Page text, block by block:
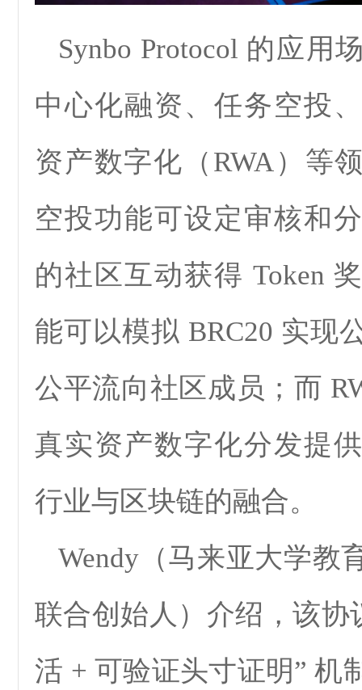
Synbo Protocol 的应用
中心化融资、任务空投
资产数字化（RWA）等
空投功能可设定审核和
的社区互动获得 Token
能可以模拟 BRC20 实现
公平流向社区成员；而
真实资产数字化分发提
行业与区块链的融合。
Wendy（马来亚大学教
联合创始人）介绍，该协
活 + 可验证头寸证明” 机